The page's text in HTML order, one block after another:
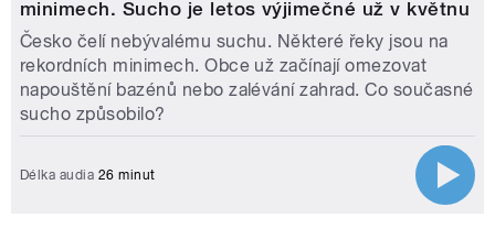
minimech. Sucho je letos výjimečné už v květnu
Česko čelí nebývalému suchu. Některé řeky jsou na
rekordních minimech. Obce už začínají omezovat
napouštění bazénů nebo zalévání zahrad. Co současné
sucho způsobilo?
Délka audia 26 minut